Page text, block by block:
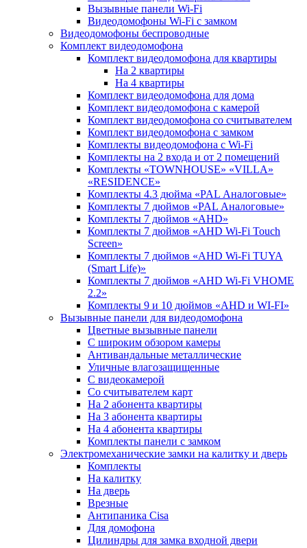
Вызывные панели Wi-Fi
Видеодомофоны Wi-Fi с замком
Видеодомофоны беспроводные
Комплект видеодомофона
Комплект видеодомофона для квартиры
На 2 квартиры
На 4 квартиры
Комплект видеодомофона для дома
Комплект видеодомофона с камерой
Комплект видеодомофона со считывателем
Комплект видеодомофона c замком
Комплекты видеодомофона с Wi-Fi
Комплекты на 2 входа и от 2 помещений
Комплекты «TOWNHOUSE» «VILLA»
«RESIDENCE»
Комплекты 4.3 дюйма «PAL Аналоговые»
Комплекты 7 дюймов «PAL Аналоговые»
Комплекты 7 дюймов «AHD»
Комплекты 7 дюймов «AHD Wi-Fi Touch
Screen»
Комплекты 7 дюймов «AHD Wi-Fi TUYA
(Smart Life)»
Комплекты 7 дюймов «AHD Wi-Fi VHOME
2.2»
Комплекты 9 и 10 дюймов «AHD и WI-FI»
Вызывные панели для видеодомофона
Цветные вызывные панели
С широким обзором камеры
Антивандальные металлические
Уличные влагозащищенные
С видеокамерой
Со считывателем карт
На 2 абонента квартиры
На 3 абонента квартиры
На 4 абонента квартиры
Комплекты панели с замком
Электромеханические замки на калитку и дверь
Комплекты
На калитку
На дверь
Врезные
Антипаника Cisa
Для домофона
Цилиндры для замка входной двери